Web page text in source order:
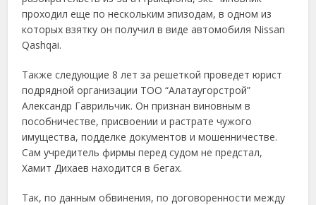
проходил еще по нескольким эпизодам, в одном из
которых взятку он получил в виде автомобиля Nissan
Qashqai.
Также следующие 8 лет за решеткой проведет юрист
подрядной организации ТОО “Алатаугорстрой”
Александр Гаврильчик. Он признан виновным в
пособничестве, присвоении и растрате чужого
имущества, подделке документов и мошенничестве.
Сам учредитель фирмы перед судом не предстал,
Хамит Дихаев находится в бегах.
Так, по данным обвинения, по договоренности между